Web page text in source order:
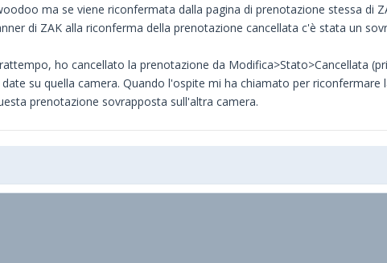
ma se viene riconfermata dalla pagina di prenotazione stessa di
di ZAK alla riconferma della prenotazione cancellata c'è stata un
ho cancellato la prenotazione da Modifica>Stato>Cancellata
su quella camera. Quando l'ospite mi ha chiamato per riconfermare
prenotazione sovrapposta sull'altra camera.